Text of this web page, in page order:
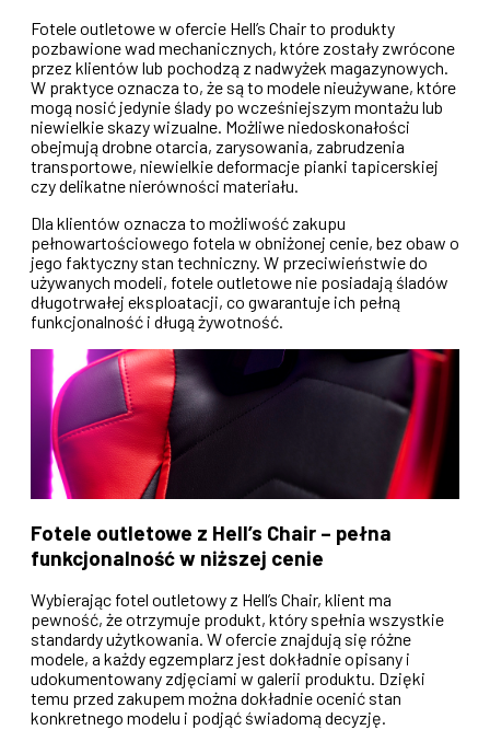
Fotele outletowe w ofercie Hell’s Chair to produkty
pozbawione wad mechanicznych, które zostały zwrócone
przez klientów lub pochodzą z nadwyżek magazynowych.
W praktyce oznacza to, że są to modele nieużywane, które
mogą nosić jedynie ślady po wcześniejszym montażu lub
niewielkie skazy wizualne. Możliwe niedoskonałości
obejmują drobne otarcia, zarysowania, zabrudzenia
transportowe, niewielkie deformacje pianki tapicerskiej
czy delikatne nierówności materiału.
Dla klientów oznacza to możliwość zakupu
pełnowartościowego fotela w obniżonej cenie, bez obaw o
jego faktyczny stan techniczny. W przeciwieństwie do
używanych modeli, fotele outletowe nie posiadają śladów
długotrwałej eksploatacji, co gwarantuje ich pełną
funkcjonalność i długą żywotność.
Fotele outletowe z Hell’s Chair – pełna
funkcjonalność w niższej cenie
Wybierając fotel outletowy z Hell’s Chair, klient ma
pewność, że otrzymuje produkt, który spełnia wszystkie
standardy użytkowania. W ofercie znajdują się różne
modele, a każdy egzemplarz jest dokładnie opisany i
udokumentowany zdjęciami w galerii produktu. Dzięki
temu przed zakupem można dokładnie ocenić stan
konkretnego modelu i podjąć świadomą decyzję.